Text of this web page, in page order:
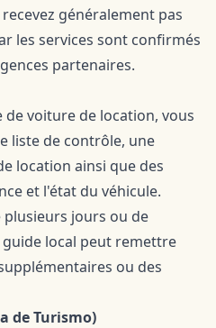
généralement pas
les services sont confirmés
partenaires.
de voiture de location, vous
liste de contrôle, une
location ainsi que des
et l'état du véhicule.
plusieurs jours ou de
local peut remettre
ou des
de Turismo)